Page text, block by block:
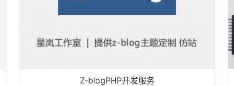
Z-blogPHP开发服务